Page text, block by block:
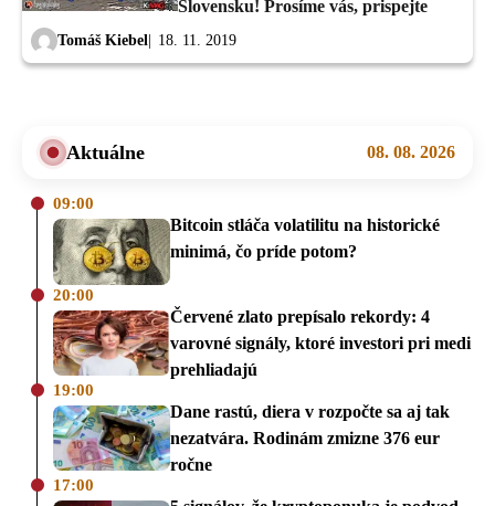
Slovensku! Prosíme vás, prispejte
Tomáš Kiebel 18. 11. 2019
Aktuálne 08. 08. 2026
09:00
Bitcoin stláča volatilitu na historické
minimá, čo príde potom?
20:00
Červené zlato prepísalo rekordy: 4
varovné signály, ktoré investori pri medi
prehliadajú
19:00
Dane rastú, diera v rozpočte sa aj tak
nezatvára. Rodinám zmizne 376 eur
ročne
17:00